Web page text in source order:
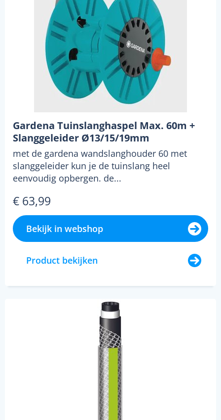
Gardena Tuinslanghaspel Max. 60m +
Slanggeleider Ø13/15/19mm
met de gardena wandslanghouder 60 met
slanggeleider kun je de tuinslang heel
eenvoudig opbergen. de...
€ 63,99
Bekijk in webshop
Product bekijken